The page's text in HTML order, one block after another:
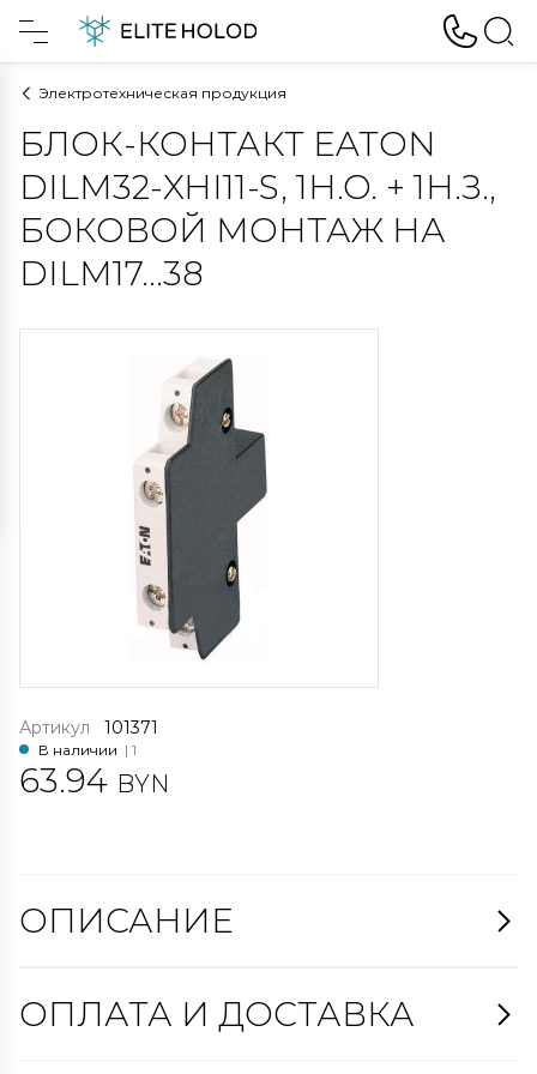
Электротехническая продукция
БЛОК-КОНТАКТ EATON
DILM32-XHI11-S, 1Н.О. + 1Н.З.,
БОКОВОЙ МОНТАЖ НА
DILM17...38
Артикул 101371
В наличии | 1
63.94 BYN
ОПИСАНИЕ
ОПЛАТА И ДОСТАВКА